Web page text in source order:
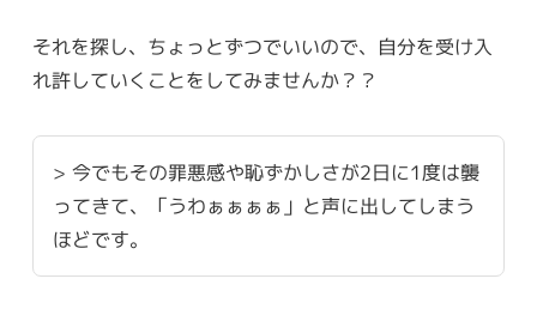
それを探し、ちょっとずつでいいので、自分を受け入
れ許していくことをしてみませんか？？
> 今でもその罪悪感や恥ずかしさが2日に1度は襲
ってきて、「うわぁぁぁぁ」と声に出してしまう
ほどです。